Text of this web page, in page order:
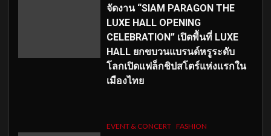
จัดงาน “SIAM PARAGON THE
LUXE HALL OPENING
CELEBRATION” เปิดพื้นที่ LUXE
HALL ยกขบวนแบรนด์หรูระดับ
โลกเปิดแฟล็กชิปสโตร์แห่งแรกใน
เมืองไทย
EVENT & CONCERT FASHION